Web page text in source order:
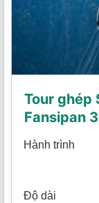
Tour ghép
Fansipan
Hành trình
Độ dài